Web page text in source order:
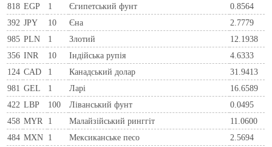
818 EGP 1 Єгипетський фунт
0.8564
392 JPY 10 Єна
2.7779
985 PLN 1 Злотий
12.1938
356 INR 10 Індійська рупія
4.6333
124 CAD 1 Канадський долар
31.9413
981 GEL 1 Ларi
16.6589
422 LBP 100 Ліванський фунт
0.0495
458 MYR 1 Малайзійський ринггіт
11.0600
484 MXN 1 Мексиканське песо
2.5694